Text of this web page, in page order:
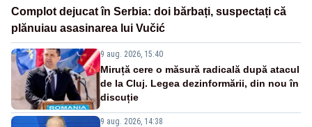
Complot dejucat în Serbia: doi bărbați, suspectați că
plănuiau asasinarea lui Vučić
9 aug. 2026, 15:40
Miruță cere o măsură radicală după atacul
de la Cluj. Legea dezinformării, din nou în
discuție
9 aug. 2026, 14:38